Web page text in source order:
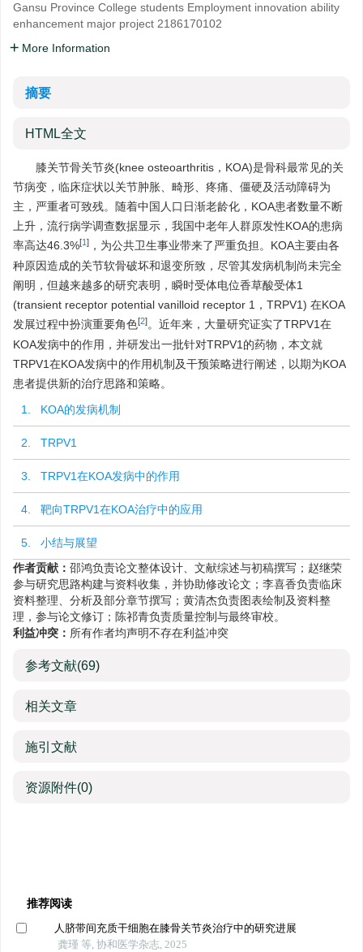
Gansu Province College students Employment innovation ability
enhancement major project 2186170102
More Information
摘要
HTML全文
膝关节骨关节炎(knee osteoarthritis，KOA)是骨科最常见的关
节病变，临床症状以关节肿胀、畸形、疼痛、僵硬及活动障碍为
主，严重者可致残。随着中国人口日渐老龄化，KOA患者数量不断
上升，流行病学调查数据显示，我国中老年人群原发性KOA的患病
率高达46.3%[1] ，为公共卫生事业带来了严重负担。KOA主要由各
种原因造成的关节软骨破坏和退变所致，尽管其发病机制尚未完全
阐明，但越来越多的研究表明，瞬时受体电位香草酸受体1
(transient receptor potential vanilloid receptor 1，TRPV1) 在KOA
发展过程中扮演重要角色[2]。近年来，大量研究证实了TRPV1在
KOA发病中的作用，并研发出一批针对TRPV1的药物，本文就
TRPV1在KOA发病中的作用机制及干预策略进行阐述，以期为KOA
患者提供新的治疗思路和策略。
1. KOA的发病机制
2. TRPV1
3. TRPV1在KOA发病中的作用
4. 靶向TRPV1在KOA治疗中的应用
5. 小结与展望
作者贡献： 邵鸿负责论文整体设计、文献综述与初稿撰写；赵继荣
参与研究思路构建与资料收集，并协助修改论文；李喜香负责临床
资料整理、分析及部分章节撰写；黄清杰负责图表绘制及资料整
理，参与论文修订；陈祁青负责质量控制与最终审校。
利益冲突： 所有作者均声明不存在利益冲突
参考文献(69)
相关文章
施引文献
资源附件(0)
推荐阅读
人脐带间充质干细胞在膝骨关节炎治疗中的研究进展
龚瑾 等, 协和医学杂志, 2025